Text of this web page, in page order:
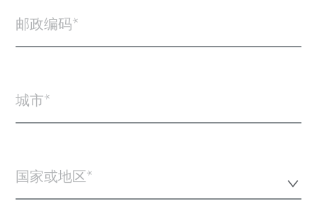
邮政编码
城市
国家或地区*